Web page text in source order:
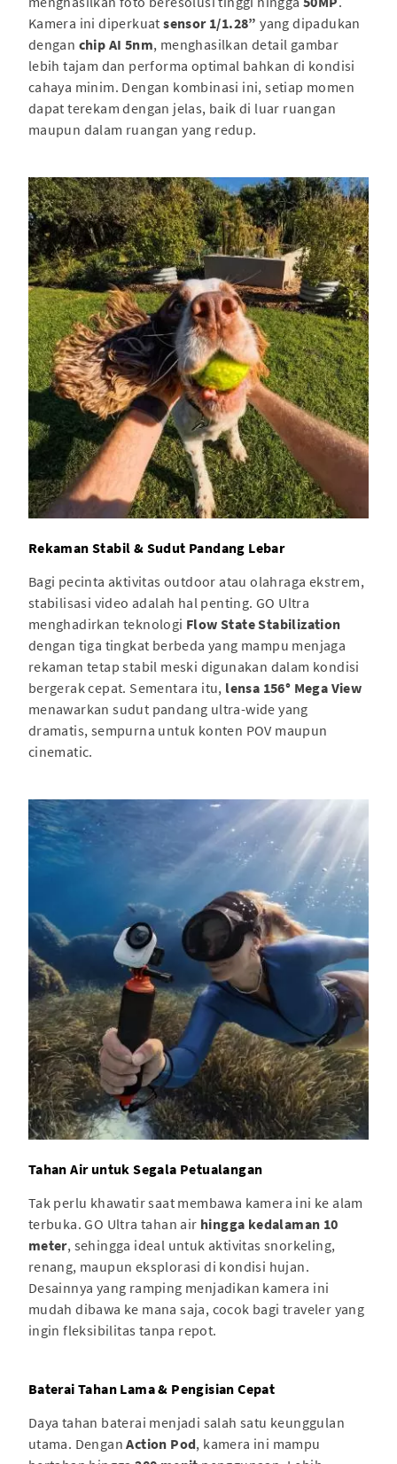
Kamera ini diperkuatsensor 1/1.28”yang dipadukan
dengan chip AI 5nm, menghasilkan detail gambar
lebih tajam dan performa optimal bahkan di kondisi
cahaya minim. Dengan kombinasi ini, setiap momen
dapat terekam dengan jelas, baik di luar ruangan
maupun dalam ruangan yang redup.
Rekaman Stabil & Sudut Pandang Lebar
Bagi pecinta aktivitas outdoor atau olahraga ekstrem,
stabilisasi video adalah hal penting. GO Ultra
menghadirkan teknologi Flow State Stabilization
dengan tiga tingkat berbeda yang mampu menjaga
rekaman tetap stabil meski digunakan dalam kondisi
bergerak cepat. Sementara itu, lensa 156° Mega View
menawarkan sudut pandang ultra-wide yang
dramatis, sempurna untuk konten POV maupun
cinematic.
Tahan Air untuk Segala Petualangan
Tak perlu khawatir saat membawa kamera ini ke alam
terbuka. GO Ultra tahan air hingga kedalaman 10
meter, sehingga ideal untuk aktivitas snorkeling,
renang, maupun eksplorasi di kondisi hujan.
Desainnya yang ramping menjadikan kamera ini
mudah dibawa ke mana saja, cocok bagi traveler yang
ingin fleksibilitas tanpa repot.
Baterai Tahan Lama & Pengisian Cepat
Daya tahan baterai menjadi salah satu keunggulan
utama. DenganAction Pod, kamera ini mampu